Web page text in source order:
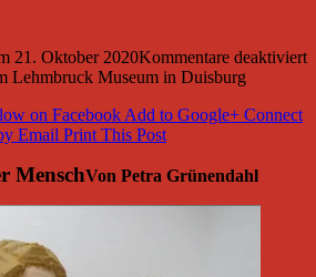
21. Oktober 2020Kommentare deaktiviert
Lehmbruck Museum in Duisburg
on FacebookAdd to Google+ Connect
Email Print This Post
MenschVon Petra Grünendahl